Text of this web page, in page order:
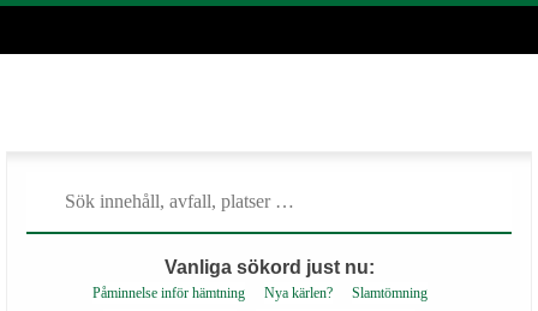
Vanliga sökord just nu:
Påminnelse inför hämtning Nya kärlen? Slamtömning